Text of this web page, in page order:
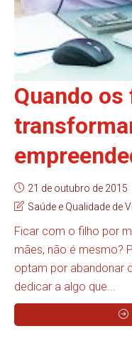
Quando
21 de outubro de 2015
Saúde e Qualidade de
Ficar com o filho por
mães, não é mesmo?
optam por abandonar
dedicar a algo que...